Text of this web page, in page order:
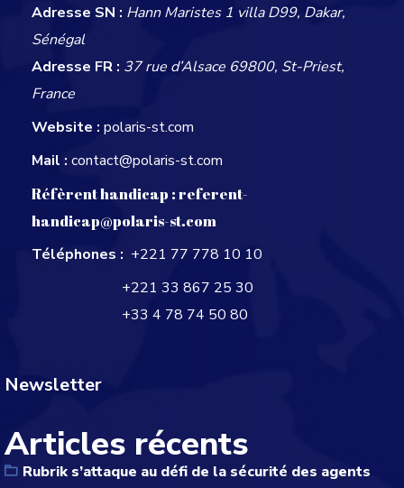
Adresse SN : Hann Maristes 1 villa D99, Dakar,
Sénégal
Adresse FR : 37 rue d’Alsace 69800, St-Priest,
France
Website : polaris-st.com
Mail : contact@polaris-st.com
Réfèrent handicap :referent-
handicap@polaris-st.com
Téléphones : +221 77 778 10 10
+221 33 867 25 30
+33 4 78 74 50 80
Newsletter
Articles récents
Rubrik s’attaque au défi de la sécurité des agents